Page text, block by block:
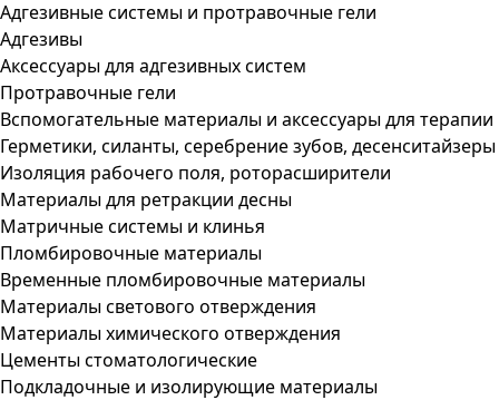
Адгезивные системы и протравочные гели
Адгезивы
Аксессуары для адгезивных систем
Протравочные гели
Вспомогательные материалы и аксессуары для терапии
Герметики, силанты, серебрение зубов, десенситайзеры
Изоляция рабочего поля, роторасширители
Материалы для ретракции десны
Матричные системы и клинья
Пломбировочные материалы
Временные пломбировочные материалы
Материалы светового отверждения
Материалы химического отверждения
Цементы стоматологические
Подкладочные и изолирующие материалы